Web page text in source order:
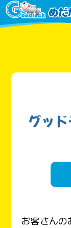
グッ
お客さんの